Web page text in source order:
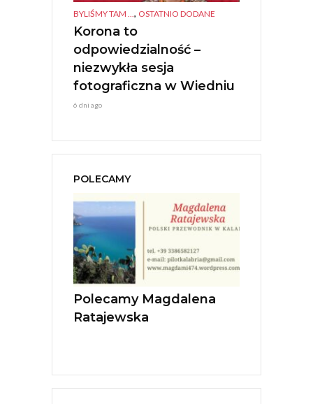
BYLIŚMY TAM ..., OSTATNIO DODANE
Korona to
odpowiedzialność –
niezwykła sesja
fotograficzna w Wiedniu
6 dni ago
POLECAMY
Polecamy Magdalena
Ratajewska